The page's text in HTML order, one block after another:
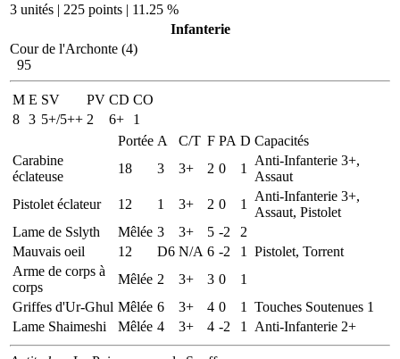
3 unités | 225 points | 11.25 %
Infanterie
Cour de l'Archonte (4)
95
M E SV PV CD CO
8 3 5+/5++ 2 6+
1
Portée A C/T F PA D Capacités
Carabine
éclateuse
18 3 3+ 2 0 1
Anti-Infanterie 3+,
Assaut
Pistolet éclateur
12 1 3+ 2 0 1
Anti-Infanterie 3+,
Assaut, Pistolet
Lame de Sslyth
Mêlée 3 3+ 5 -2
2
Mauvais oeil
12 D6 N/A 6 -2 1
Pistolet, Torrent
Arme de corps à
corps
Mêlée 2 3+ 3 0
1
Griffes d'Ur-Ghul Mêlée 6 3+ 4 0 1
Touches Soutenues 1
Lame Shaimeshi
Mêlée 4 3+ 4 -2 1 Anti-Infanterie 2+